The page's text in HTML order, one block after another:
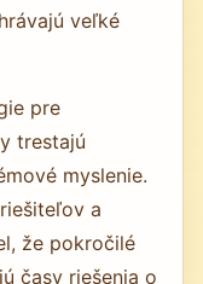
veľké
pre
trestajú
myslenie.
a
že pokročilé
časy riešenia o